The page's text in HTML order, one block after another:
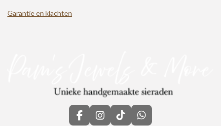
Garantie en klachten
F
I
T
W